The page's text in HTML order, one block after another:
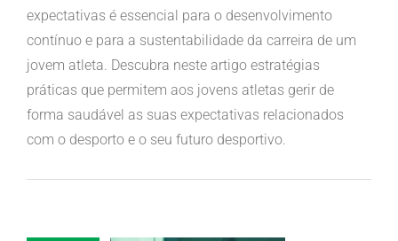
expectativas é essencial para o desenvolvimento
contínuo e para a sustentabilidade da carreira de um
jovem atleta. Descubra neste artigo estratégias
práticas que permitem aos jovens atletas gerir de
forma saudável as suas expectativas relacionados
com o desporto e o seu futuro desportivo.